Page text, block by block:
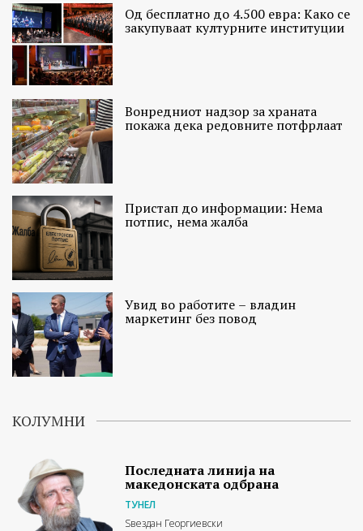
Од бесплатно до 4.500 евра: Како се
закупуваат културните институции
Вонредниот надзор за храната
покажа дека редовните потфрлаат
Пристап до информации: Нема
потпис, нема жалба
Увид во работите – владин
маркетинг без повод
КОЛУМНИ
Последната линија на
македонската одбрана
ТУНЕЛ
Ѕвездан Георгиевски